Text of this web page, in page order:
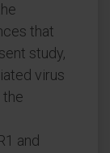
that
study,
virus
the
and